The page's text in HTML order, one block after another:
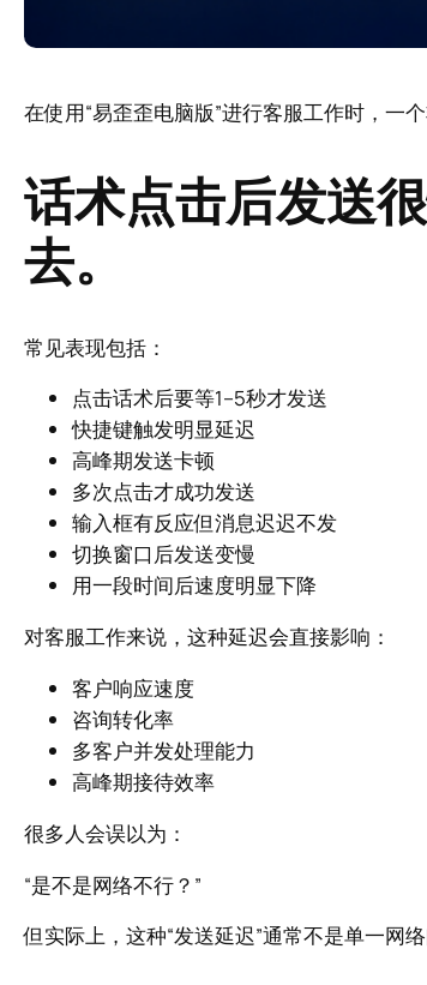
在使用“易歪歪电脑版”进行客服工作时，一
话术点击后发送
去。
常见表现包括：
点击话术后要等1–5秒才发送
快捷键触发明显延迟
高峰期发送卡顿
多次点击才成功发送
输入框有反应但消息迟迟不发
切换窗口后发送变慢
用一段时间后速度明显下降
对客服工作来说，这种延迟会直接影响：
客户响应速度
咨询转化率
多客户并发处理能力
高峰期接待效率
很多人会误以为：
“是不是网络不行？”
但实际上，这种“发送延迟”通常不是单一网